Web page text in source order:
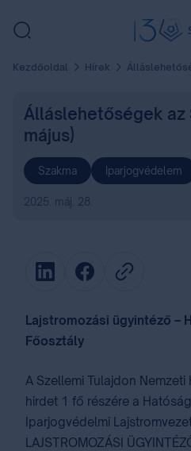
Kezdőoldal Hírek Álláslehetőségek az SZTNH-nál
Álláslehetőségek az
május)
Szakma Iparjogvédelem
2025. máj. 28.
Lajstromozási ügyintéző –
Főosztály
A Szellemi Tulajdon
hirdet 1 fő részére a
Iparjogvédelmi
LAJSTROMOZÁSI